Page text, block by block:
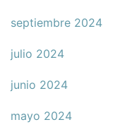
septiembre 2024
julio 2024
junio 2024
mayo 2024